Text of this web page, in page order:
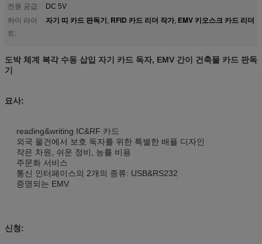
전원 공급:
DC 5V
하이 라이
트:
자기 띠 카드 판독기, RFID 카드 리더 작가, EMV 키오스크 카드 리더
도박 체계 복각 수동 삽입 자기 카드 독자, EMV 간이 건축물 카드 판독
기
묘사:
reading&writing IC&RF 카드
외국 물건에서 보호 독자를 위한 특별한 배플 디자인
작은 차원, 쉬운 정비, 능률 비용
주문화 서비스
통신 인터페이스의 2개의 종류: USB&RS232
증명되는 EMV
신청: